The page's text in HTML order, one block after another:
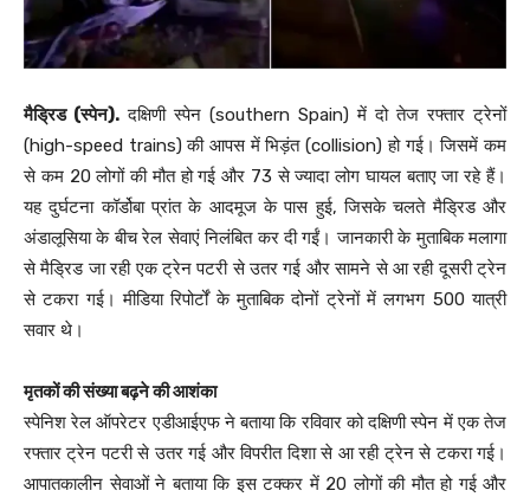
मैड्रिड (स्पेन). दक्षिणी स्पेन (southern Spain) में दो तेज रफ्तार ट्रेनों
(high-speed trains) की आपस में भिड़ंत (collision) हो गई। जिसमें कम
से कम 20 लोगों की मौत हो गई और 73 से ज्यादा लोग घायल बताए जा रहे हैं।
यह दुर्घटना कॉर्डोबा प्रांत के आदमूज के पास हुई, जिसके चलते मैड्रिड और
अंडालूसिया के बीच रेल सेवाएं निलंबित कर दी गईं। जानकारी के मुताबिक मलागा
से मैड्रिड जा रही एक ट्रेन पटरी से उतर गई और सामने से आ रही दूसरी ट्रेन
से टकरा गई। मीडिया रिपोर्टों के मुताबिक दोनों ट्रेनों में लगभग 500 यात्री
सवार थे।
मृतकों की संख्या बढ़ने की आशंका
स्पेनिश रेल ऑपरेटर एडीआईएफ ने बताया कि रविवार को दक्षिणी स्पेन में एक तेज
रफ्तार ट्रेन पटरी से उतर गई और विपरीत दिशा से आ रही ट्रेन से टकरा गई।
आपातकालीन सेवाओं ने बताया कि इस टक्कर में 20 लोगों की मौत हो गई और